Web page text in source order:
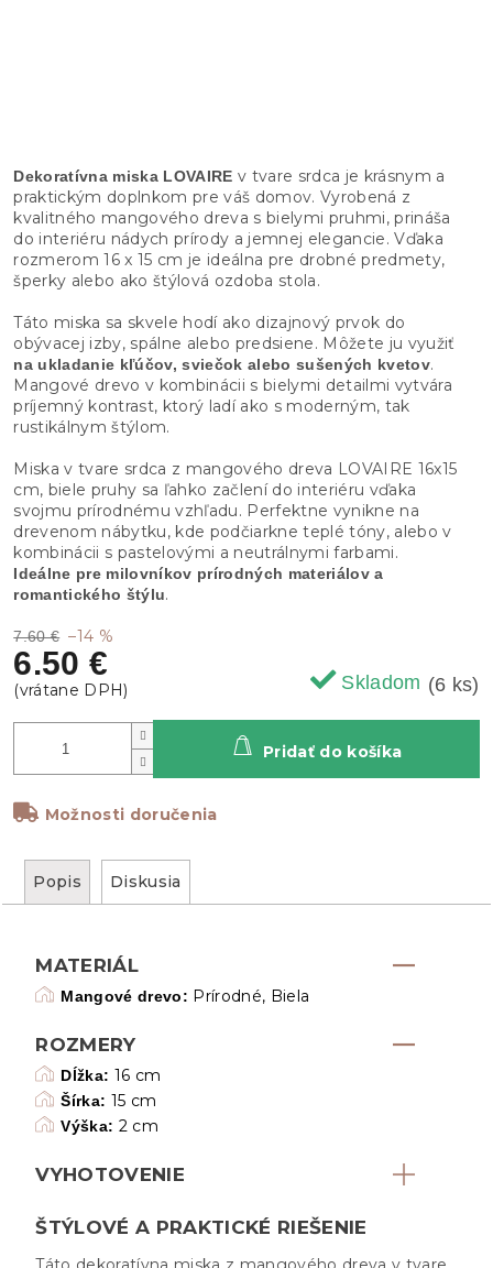
7.60 € –14 %
6.50 €
Skladom (6 ks)
Možnosti doručenia
Pridať do košíka
Dekoratívna miska LOVAIRE v tvare srdca je krásnym a
praktickým doplnkom pre váš domov. Vyrobená z
kvalitného mangového dreva s bielymi pruhmi, prináša
do interiéru nádych prírody a jemnej elegancie. Vďaka
rozmerom 16 x 15 cm je ideálna pre drobné predmety,
šperky alebo ako štýlová ozdoba stola.
Táto miska sa skvele hodí ako dizajnový prvok do
obývacej izby, spálne alebo predsiene. Môžete ju využiť
na ukladanie kľúčov, sviečok alebo sušených kvetov.
Mangové drevo v kombinácii s bielymi detailmi vytvára
príjemný kontrast, ktorý ladí ako s moderným, tak
rustikálnym štýlom.
Miska v tvare srdca z mangového dreva LOVAIRE 16x15
cm, biele pruhy sa ľahko začlení do interiéru vďaka
svojmu prírodnému vzhľadu. Perfektne vynikne na
drevenom nábytku, kde podčiarkne teplé tóny, alebo v
kombinácii s pastelovými a neutrálnymi farbami.
Ideálne pre milovníkov prírodných materiálov a
romantického štýlu.
Popis Diskusia
MATERIÁL
Mangové drevo: Prírodné, Biela
ROZMERY
Dĺžka: 16 cm
Šírka: 15 cm
Výška: 2 cm
VYHOTOVENIE
ŠTÝLOVÉ A PRAKTICKÉ RIEŠENIE